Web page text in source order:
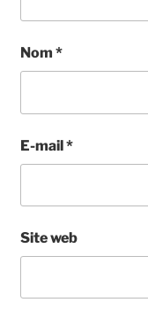
Nom *
E-mail*
Site web